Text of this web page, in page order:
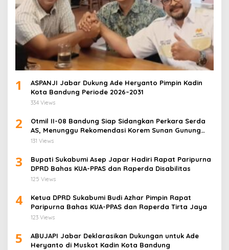
1
ASPANJI Jabar Dukung Ade Heryanto Pimpin Kadin
Kota Bandung Periode 2026–2031
334 Views
2
Otmil II-08 Bandung Siap Sidangkan Perkara Serda
AS, Menunggu Rekomendasi Korem Sunan Gunung
Jati Cirebon
131 Views
3
Bupati Sukabumi Asep Japar Hadiri Rapat Paripurna
DPRD Bahas KUA-PPAS dan Raperda Disabilitas
125 Views
4
Ketua DPRD Sukabumi Budi Azhar Pimpin Rapat
Paripurna Bahas KUA-PPAS dan Raperda Tirta Jaya
123 Views
5
ABUJAPI Jabar Deklarasikan Dukungan untuk Ade
Heryanto di Muskot Kadin Kota Bandung